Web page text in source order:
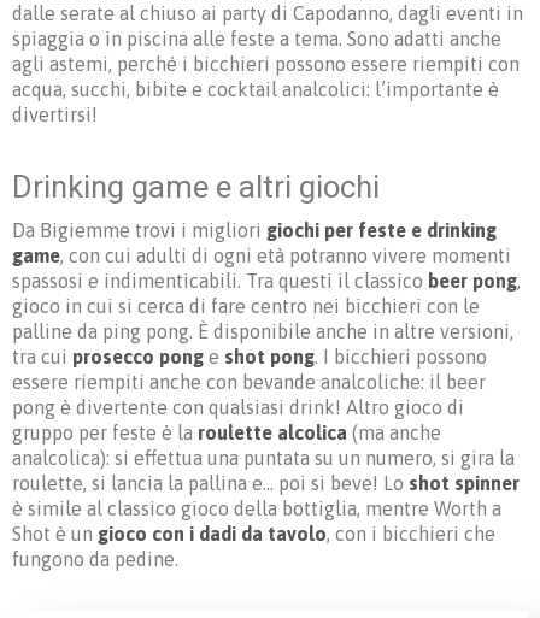
dalle serate al chiuso ai party di Capodanno, dagli eventi in
spiaggia o in piscina alle feste a tema. Sono adatti anche
agli astemi, perché i bicchieri possono essere riempiti con
acqua, succhi, bibite e cocktail analcolici: l’importante è
divertirsi!
Drinking game e altri giochi
Da Bigiemme trovi i migliori giochi per feste e drinking
game, con cui adulti di ogni età potranno vivere momenti
spassosi e indimenticabili. Tra questi il classico beer pong,
gioco in cui si cerca di fare centro nei bicchieri con le
palline da ping pong. È disponibile anche in altre versioni,
tra cui prosecco pong e shot pong. I bicchieri possono
essere riempiti anche con bevande analcoliche: il beer
pong è divertente con qualsiasi drink! Altro gioco di
gruppo per feste è la roulette alcolica (ma anche
analcolica): si effettua una puntata su un numero, si gira la
roulette, si lancia la pallina e… poi si beve! Lo shot spinner
è simile al classico gioco della bottiglia, mentre Worth a
Shot è un gioco con i dadi da tavolo, con i bicchieri che
fungono da pedine.